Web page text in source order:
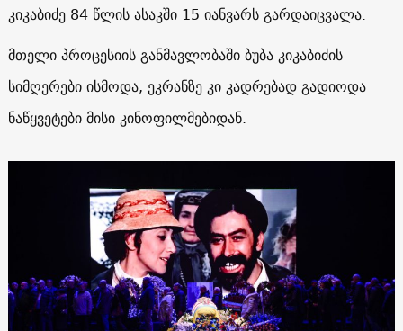
კიკაბიძე 84 წლის ასაკში 15 იანვარს გარდაიცვალა.
მთელი პროცესიის განმავლობაში ბუბა კიკაბიძის
სიმღერები ისმოდა, ეკრანზე კი კადრებად გადიოდა
ნაწყვეტები მისი კინოფილმებიდან.